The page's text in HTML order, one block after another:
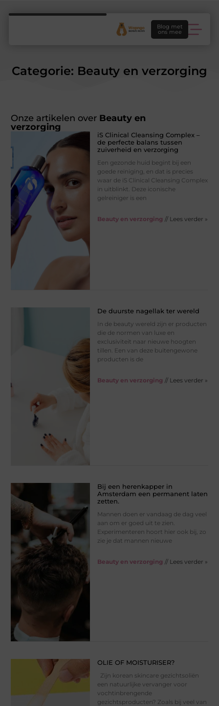
Blog met
ons mee
Categorie: Beauty en verzorging
Onze artikelen over Beauty en
verzorging
iS Clinical Cleansing Complex –
de perfecte balans tussen
zuiverheid en verzorging
Een gezonde huid begint bij een
goede reiniging, en dat is precies
waar de iS Clinical Cleansing Complex
in uitblinkt. Deze iconische
gelreiniger is een
Beauty en verzorging // Lees verder »
De duurste nagellak ter wereld
In de beauty wereld zijn er producten
die de normen van luxe en
exclusiviteit naar nieuwe hoogten
tillen. Een van deze buitengewone
producten is de
Beauty en verzorging // Lees verder »
Bij een herenkapper in
Amsterdam een permanent laten
zetten.
Mannen doen er vandaag de dag veel
aan om er goed uit te zien.
Experimenteren hoort hier ook bij, zo
zie je dat mannen nieuwe
Beauty en verzorging // Lees verder »
OLIE OF MOISTURISER?
Zijn korean skincare gezichtsoliën
een natuurlijke vervanger voor
vochtinbrengende
gezichtsproducten? Zoals bij veel van